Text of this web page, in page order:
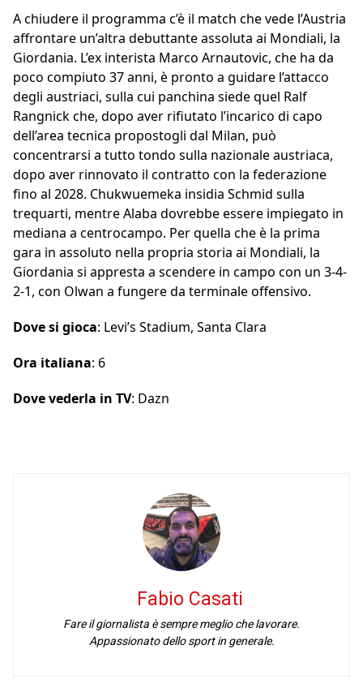
A chiudere il programma c’è il match che vede l’Austria
affrontare un’altra debuttante assoluta ai Mondiali, la
Giordania. L’ex interista Marco Arnautovic, che ha da
poco compiuto 37 anni, è pronto a guidare l’attacco
degli austriaci, sulla cui panchina siede quel Ralf
Rangnick che, dopo aver rifiutato l’incarico di capo
dell’area tecnica propostogli dal Milan, può
concentrarsi a tutto tondo sulla nazionale austriaca,
dopo aver rinnovato il contratto con la federazione
fino al 2028. Chukwuemeka insidia Schmid sulla
trequarti, mentre Alaba dovrebbe essere impiegato in
mediana a centrocampo. Per quella che è la prima
gara in assoluto nella propria storia ai Mondiali, la
Giordania si appresta a scendere in campo con un 3-4-
2-1, con Olwan a fungere da terminale offensivo.
Dove si gioca: Levi’s Stadium, Santa Clara
Ora italiana: 6
Dove vederla in TV: Dazn
Fabio Casati
Fare il giornalista è sempre meglio che lavorare.
Appassionato dello sport in generale.